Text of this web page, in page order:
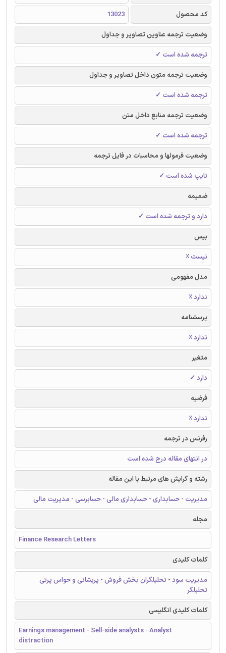
کد محصول
13023
وضعیت ترجمه عناوین تصاویر و جداول
ترجمه شده است ✓
وضعیت ترجمه متون داخل تصاویر و جداول
ترجمه شده است ✓
وضعیت ترجمه منابع داخل متن
ترجمه شده است ✓
وضعیت فرمولها و محاسبات در فایل ترجمه
تایپ شده است ✓
ضمیمه
دارد و ترجمه شده است ✓
بیس
نیست ☓
مدل مفهومی
ندارد ☓
پرسشنامه
ندارد ☓
متغیر
دارد ✓
فرضیه
ندارد ☓
رفرنس در ترجمه
در انتهای مقاله درج شده است
رشته و گرایش های مرتبط با این مقاله
مدیریت - حسابداری - حسابداری مالی - حسابرسی - مدیریت مالی
مجله
Finance Research Letters
کلمات کلیدی
مدیریت سود - تحلیلگران بخش فروش - پریشانی و حواس پرتی
تحلیلگر
کلمات کلیدی انگلیسی
Earnings management - Sell-side analysts - Analyst
distraction